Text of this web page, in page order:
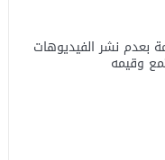
بعدم نشر الفيديوهات
وقيمه